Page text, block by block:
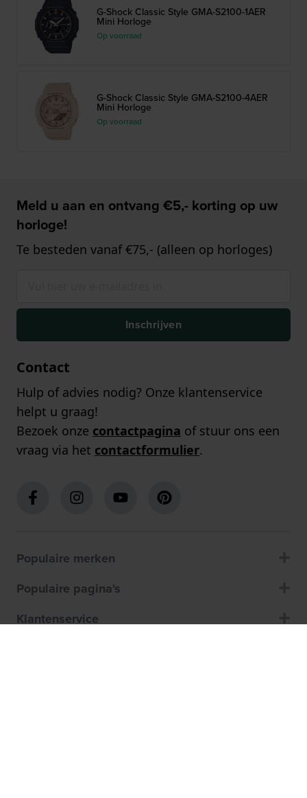
G-Shock Classic Style GMA-S2100-1AER
Mini Horloge
Op voorraad
G-Shock Classic Style GMA-S2100-4AER
Mini Horloge
Op voorraad
Meld u aan en ontvang €5,- korting op uw
horloge!
Te besteden vanaf €75,- (alleen op horloges)
Inschrijven
Contact
Hulp of advies nodig? Onze klantenservice
helpt u graag!
Bezoek onze contactpagina of stuur ons een
vraag via het contactformulier.
Populaire merken
Populaire pagina's
Klantenservice